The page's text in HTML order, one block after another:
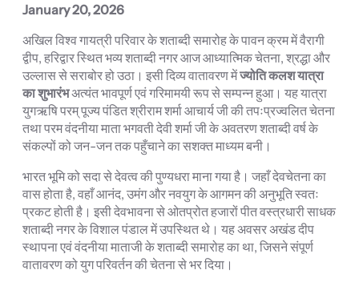
January 20, 2026
अखिल विश्व गायत्री परिवार के शताब्दी समारोह के पावन क्रम में वैरागी
द्वीप, हरिद्वार स्थित भव्य शताब्दी नगर आज आध्यात्मिक चेतना, श्रद्धा और
उल्लास से सराबोर हो उठा। इसी दिव्य वातावरण मेंज्योति कलश यात्रा
का शुभारंभअत्यंत भावपूर्ण एवं गरिमामयी रूप से सम्पन्न हुआ। यह यात्रा
युगऋषि परम् पूज्य पंडित श्रीराम शर्मा आचार्य जी की तपःप्रज्वलित चेतना
तथा परम वंदनीया माता भगवती देवी शर्मा जी के अवतरण शताब्दी वर्ष के
संकल्पों को जन-जन तक पहुँचाने का सशक्त माध्यम बनी।
भारत भूमि को सदा से देवत्व की पुण्यधरा माना गया है। जहाँ देवचेतना का
वास होता है, वहाँ आनंद, उमंग और नवयुग के आगमन की अनुभूति स्वतः
प्रकट होती है। इसी देवभावना से ओतप्रोत हजारों पीत वस्त्रधारी साधक
शताब्दी नगर के विशाल पंडाल में उपस्थित थे। यह अवसर अखंड दीप
स्थापना एवं वंदनीया माताजी के शताब्दी समारोह का था, जिसने संपूर्ण
वातावरण को युग परिवर्तन की चेतना से भर दिया।